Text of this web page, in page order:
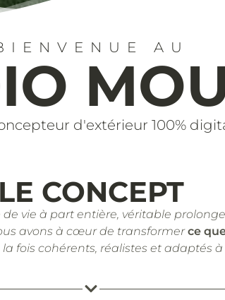
AU
d'extérieur 100%
LE CONCEPT
de vie à part entière, véritable
avons à cœur de transformerce
la fois cohérents, réalistes et adaptés à